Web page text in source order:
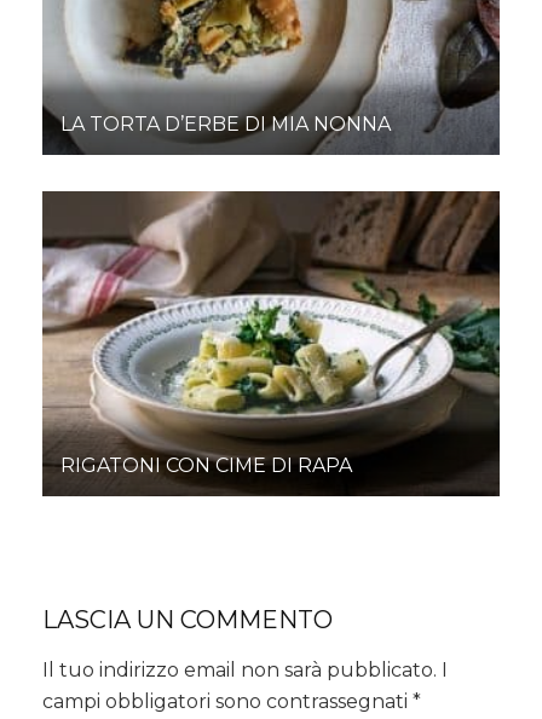
LA TORTA D’ERBE DI MIA NONNA
RIGATONI CON CIME DI RAPA
LASCIA UN COMMENTO
Il tuo indirizzo email non sarà pubblicato. I
campi obbligatori sono contrassegnati *